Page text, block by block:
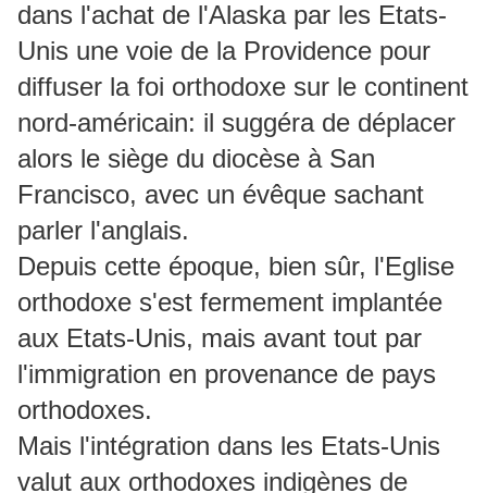
dans l'achat de l'Alaska par les Etats-
Unis une voie de la Providence pour
diffuser la foi orthodoxe sur le continent
nord-américain: il suggéra de déplacer
alors le siège du diocèse à San
Francisco, avec un évêque sachant
parler l'anglais.
Depuis cette époque, bien sûr, l'Eglise
orthodoxe s'est fermement implantée
aux Etats-Unis, mais avant tout par
l'immigration en provenance de pays
orthodoxes.
Mais l'intégration dans les Etats-Unis
valut aux orthodoxes indigènes de